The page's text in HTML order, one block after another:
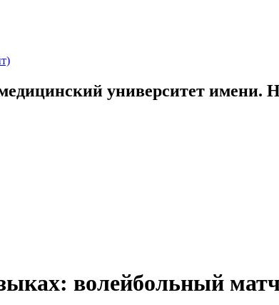
университет имени.
волейбольный